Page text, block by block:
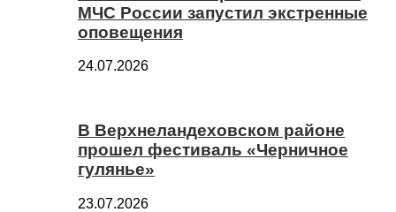
МЧС России запустил экстренные
оповещения
24.07.2026
В Верхнеландеховском районе
прошел фестиваль «Черничное
гулянье»
23.07.2026